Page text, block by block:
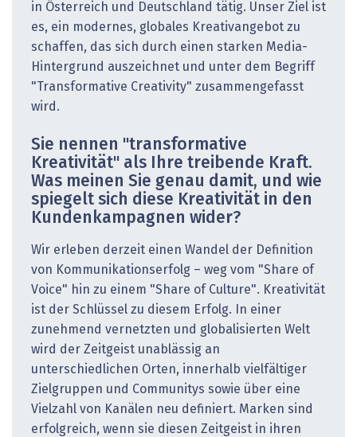
in Österreich und Deutschland tätig. Unser Ziel ist
es, ein modernes, globales Kreativangebot zu
schaffen, das sich durch einen starken Media-
Hintergrund auszeichnet und unter dem Begriff
"Transformative Creativity" zusammengefasst
wird.
Sie nennen "transformative
Kreativität" als Ihre treibende Kraft.
Was meinen Sie genau damit, und wie
spiegelt sich diese Kreativität in den
Kundenkampagnen wider?
Wir erleben derzeit einen Wandel der Definition
von Kommunikationserfolg – weg vom "Share of
Voice" hin zu einem "Share of Culture". Kreativität
ist der Schlüssel zu diesem Erfolg. In einer
zunehmend vernetzten und globalisierten Welt
wird der Zeitgeist unablässig an
unterschiedlichen Orten, innerhalb vielfältiger
Zielgruppen und Communitys sowie über eine
Vielzahl von Kanälen neu definiert. Marken sind
erfolgreich, wenn sie diesen Zeitgeist in ihren